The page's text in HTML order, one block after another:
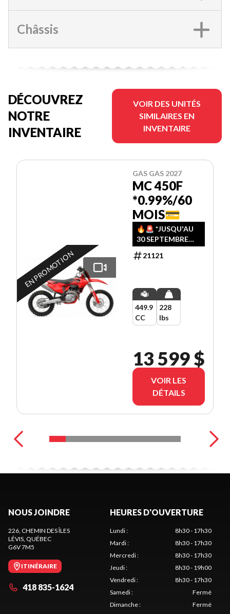
Châssis
DÉCOUVREZ
NOTRE
INVENTAIRE
VOIR DES UNITÉS
SIMILAIRES EN
INVENTAIRE
EN PROMOTION
GAS GAS 2027
MC 450F
*0.99%/60
MOIS💳
🔥🚨️ *JUSQU'AU
30 SEPTEMBRE
2026, PROFITEZ
D'UN PLAN DE
MOIS!! 🚨️🔥
21121
449.9
CC
228
lbs
13 599 $
VOIR LES
DÉTAILS
NOUS JOINDRE
226, CHEMIN DES ÎLES
LÉVIS , QUÉBEC
G6V 7M5
ITINÉRAIRE
418 835-1624
HEURES D'OUVERTURE
Lundi:
8h30 - 17h30
Mardi:
8h30 - 17h30
Mercredi:
8h30 - 17h30
Jeudi:
8h30 - 19h00
Vendredi:
8h30 - 17h30
Samedi:
Fermé
Dimanche: Fermé